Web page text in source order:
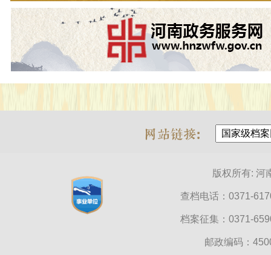
版权所有: 河
查档电话：0371-
档案征集：0371-
邮政编码：